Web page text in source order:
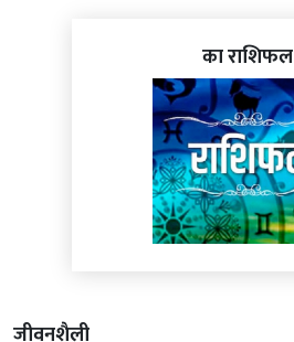
का राशिफल
जीवनशैली